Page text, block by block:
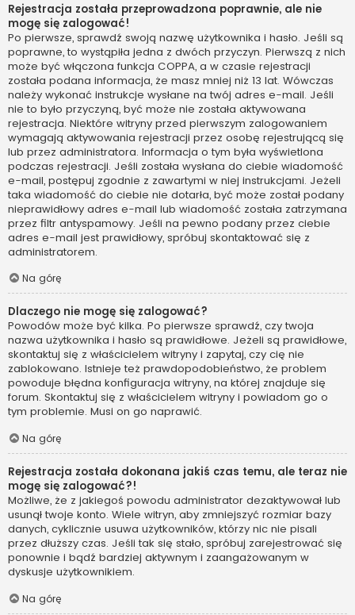
Rejestracja została przeprowadzona poprawnie, ale nie
mogę się zalogować!
Po pierwsze, sprawdź swoją nazwę użytkownika i hasło. Jeśli są
poprawne, to wystąpiła jedna z dwóch przyczyn. Pierwszą z nich
może być włączona funkcja COPPA, a w czasie rejestracji
została podana informacja, że masz mniej niż 13 lat. Wówczas
należy wykonać instrukcje wysłane na twój adres e-mail. Jeśli
nie to było przyczyną, być może nie została aktywowana
rejestracja. Niektóre witryny przed pierwszym zalogowaniem
wymagają aktywowania rejestracji przez osobę rejestrującą się
lub przez administratora. Informacja o tym była wyświetlona
podczas rejestracji. Jeśli została wysłana do ciebie wiadomość
e-mail, postępuj zgodnie z zawartymi w niej instrukcjami. Jeżeli
taka wiadomość do ciebie nie dotarła, być może został podany
nieprawidłowy adres e-mail lub wiadomość została zatrzymana
przez filtr antyspamowy. Jeśli na pewno podany przez ciebie
adres e-mail jest prawidłowy, spróbuj skontaktować się z
administratorem.
Na górę
Dlaczego nie mogę się zalogować?
Powodów może być kilka. Po pierwsze sprawdź, czy twoja
nazwa użytkownika i hasło są prawidłowe. Jeżeli są prawidłowe,
skontaktuj się z właścicielem witryny i zapytaj, czy cię nie
zablokowano. Istnieje też prawdopodobieństwo, że problem
powoduje błędna konfiguracja witryny, na której znajduje się
forum. Skontaktuj się z właścicielem witryny i powiadom go o
tym problemie. Musi on go naprawić.
Na górę
Rejestracja została dokonana jakiś czas temu, ale teraz nie
mogę się zalogować?!
Możliwe, że z jakiegoś powodu administrator dezaktywował lub
usunął twoje konto. Wiele witryn, aby zmniejszyć rozmiar bazy
danych, cyklicznie usuwa użytkowników, którzy nic nie pisali
przez dłuższy czas. Jeśli tak się stało, spróbuj zarejestrować się
ponownie i bądź bardziej aktywnym i zaangażowanym w
dyskusje użytkownikiem.
Na górę